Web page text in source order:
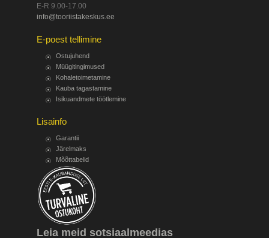
E-R 9.00-17.00
info@tooriistakeskus.ee
E-poest tellimine
Ostujuhend
Müügitingimused
Kohaletoimetamine
Kauba tagastamine
Isikuandmete töötlemine
Lisainfo
Garantii
Järelmaks
Mõõttabelid
Leia meid sotsiaalmeedias